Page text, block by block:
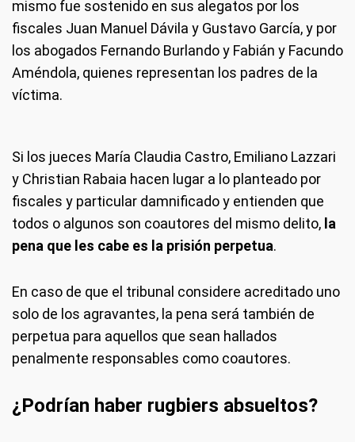
mismo fue sostenido en sus alegatos por los
fiscales Juan Manuel Dávila y Gustavo García, y por
los abogados Fernando Burlando y Fabián y Facundo
Améndola, quienes representan los padres de la
víctima.
Si los jueces María Claudia Castro, Emiliano Lazzari
y Christian Rabaia hacen lugar a lo planteado por
fiscales y particular damnificado y entienden que
todos o algunos son coautores del mismo delito, la
pena que les cabe es la prisión perpetua.
En caso de que el tribunal considere acreditado uno
solo de los agravantes, la pena será también de
perpetua para aquellos que sean hallados
penalmente responsables como coautores.
¿Podrían haber rugbiers absueltos?